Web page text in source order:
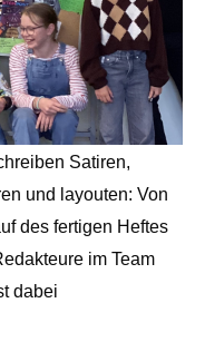
Satiren,
und layouten: Von
des fertigen Heftes
im Team
dabei